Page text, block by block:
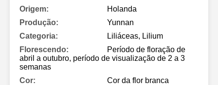
Origem:
Holanda
Produção:
Yunnan
Categoria:
Liliáceas, Lilium
Florescendo:
Período de floração de
abril a outubro, período de visualização de 2 a 3
semanas
Cor:
Cor da flor branca